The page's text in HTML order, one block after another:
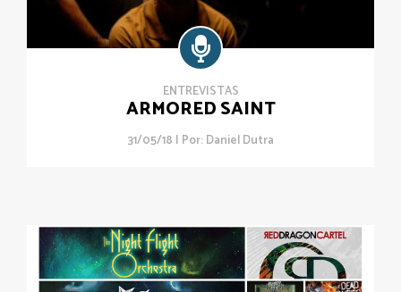
ENTREVISTAS
ARMORED SAINT
31/05/18 | Por:Daniel Dutra